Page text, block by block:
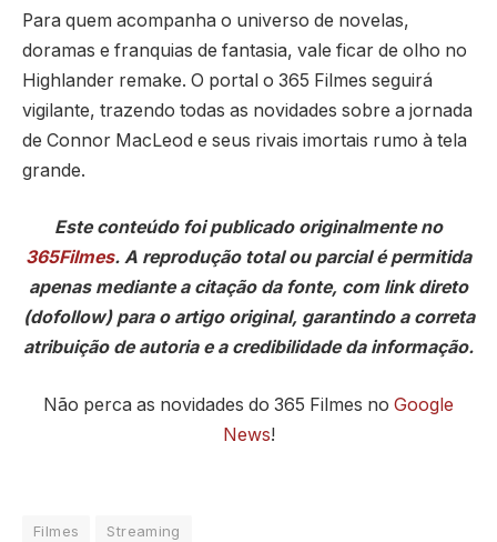
Para quem acompanha o universo de novelas,
doramas e franquias de fantasia, vale ficar de olho no
Highlander remake. O portal o 365 Filmes seguirá
vigilante, trazendo todas as novidades sobre a jornada
de Connor MacLeod e seus rivais imortais rumo à tela
grande.
Este conteúdo foi publicado originalmente no
365Filmes. A reprodução total ou parcial é permitida
apenas mediante a citação da fonte, com link direto
(dofollow) para o artigo original, garantindo a correta
atribuição de autoria e a credibilidade da informação.
Não perca as novidades do 365 Filmes no Google
News!
Filmes Streaming